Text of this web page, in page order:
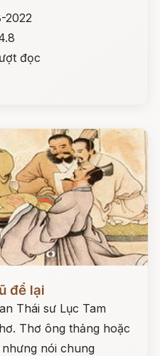
2022
đọc
để lại
Thái sư Lục Tam
Thơ ông thảng hoặc
nói chung